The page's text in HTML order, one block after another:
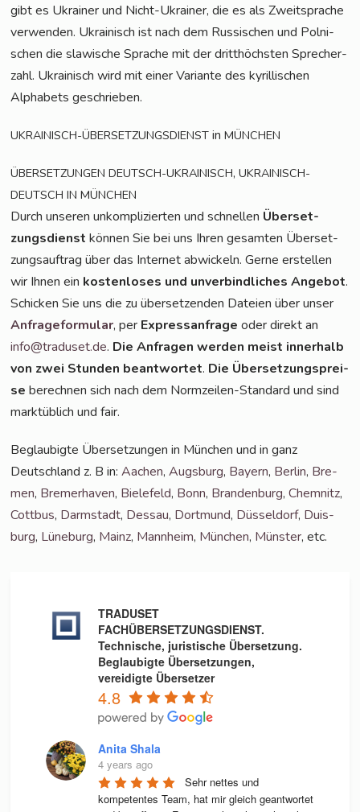
gibt es Ukrai­ner und Nicht-Ukrai­ner, die es als Zweit­spra­che
ver­wen­den. Ukrai­nisch ist nach dem Rus­si­schen und Pol­ni­
schen die sla­wi­sche Spra­che mit der dritt­höchs­ten Spre­cher­
zahl. Ukrai­nisch wird mit einer Vari­an­te des kyril­li­schen
Alpha­bets geschrieben.
UKRAINISCH-ÜBERSETZUNGSDIENST inMÜNCHEN
ÜBERSETZUNGEN DEUTSCH-UKRAINISCH,UKRAINISCH-
DEUTSCH IN MÜNCHEN
Durch unse­ren unkom­pli­zier­ten und schnel­len Über­set­
zungs­dienst kön­nen Sie bei uns Ihren gesam­ten Über­set­
zungs­auf­trag über das Inter­net abwi­ckeln. Ger­ne erstel­len
wir Ihnen ein kos­ten­lo­ses und unver­bind­li­ches Ange­bot.
Schi­cken Sie uns die zu über­set­zen­den Datei­en über unser
Anfra­ge­for­mu­lar, per Express­an­fra­ge oder direkt an
info@traduset.de. Die Anfra­gen wer­den meist inner­halb
von zwei Stun­den beant­wor­tet. Die Über­set­zungs­prei­
se berech­nen sich nach dem Norm­zei­len-Stan­dard und sind
markt­üb­lich und fair.
Beglau­big­te Über­set­zun­gen in Mün­chen und in ganz
Deutsch­land z. B in:Aachen,Augs­burg, Bay­ern, Ber­lin, Bre­
men, Bre­mer­ha­ven, Bie­le­feld, Bonn, Bran­den­burg,Chem­nitz,
Cott­bus, Darm­stadt, Des­sau, Dort­mund, Düs­sel­dorf, Duis­
burg, Lüne­burg, Mainz, Mann­heim, Mün­chen, Müns­ter, etc.
TRADUSET
FACHÜBERSETZUNGSDIENST.
Technische, juristische Übersetzung.
Beglaubigte Übersetzungen,
vereidigte Übersetzer
4.8
Anita Shala
4 years ago
Sehr nettes und
kompetentes Team, hat mir gleich geantwortet